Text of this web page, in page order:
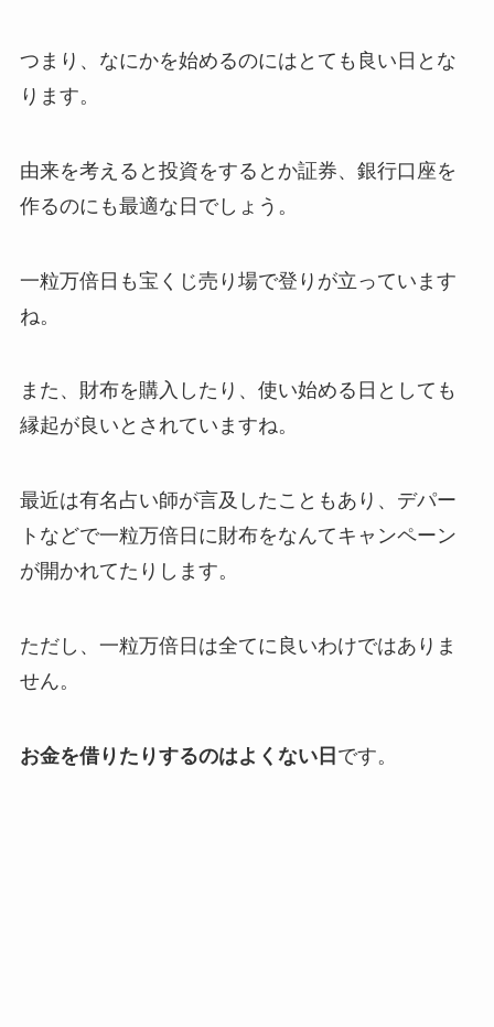
つまり、 なにかを始めるのにはとても良い日 とな
ります。
由来を考えると投資をするとか証券、銀行口座を
作るのにも最適な日でしょう。
一粒万倍日も宝くじ売り場で登りが立っています
ね。
また、財布を購入したり、使い始める日としても
縁起が良いとされていますね。
最近は有名占い師が言及したこともあり、デパー
トなどで一粒万倍日に財布をなんてキャンペーン
が開かれてたりします。
ただし、一粒万倍日は全てに良いわけではありま
せん。
お金を借りたりするのはよくない日 です。